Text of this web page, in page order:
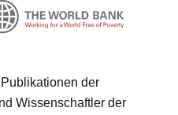
der
Wissenschaftler der